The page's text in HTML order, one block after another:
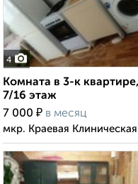
4
Комната в 3-к
7/16 этаж
7 000 ₽ в месяц
мкр. Краевая